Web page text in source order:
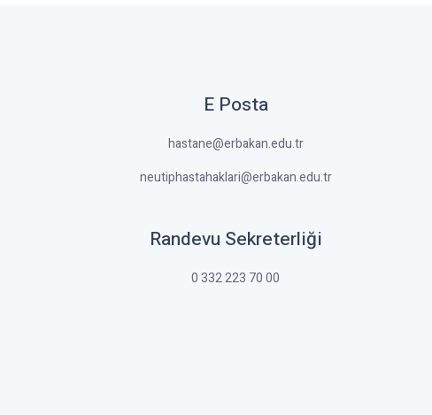
E Posta
hastane@erbakan.edu.tr
neutiphastahaklari@erbakan.edu.tr
Randevu Sekreterliği
0 332 223 70 00